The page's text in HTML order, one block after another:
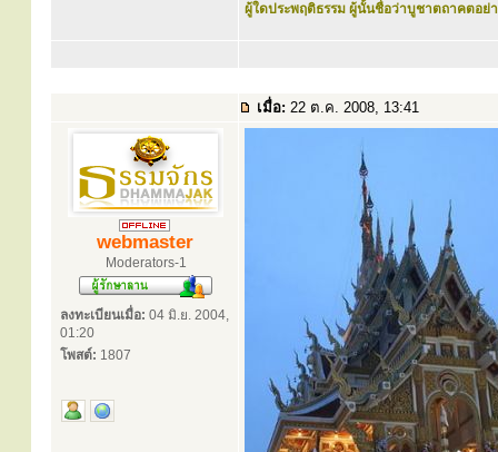
ผู้ใดประพฤติธรรม ผู้นั้นชื่อว่าบูชาตถาคตอย่า
เมื่อ: 22 ต.ค. 2008, 13:41
webmaster
Moderators-1
ลงทะเบียนเมื่อ: 04 มิ.ย. 2004,
01:20
โพสต์: 1807